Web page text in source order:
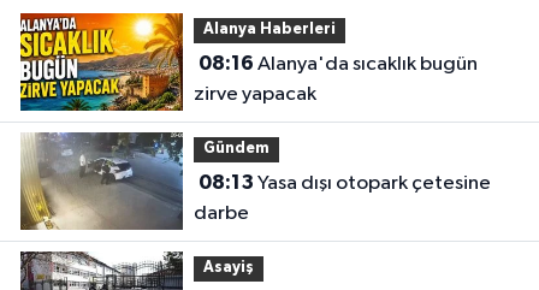
Alanya Haberleri
08:16
zirve yapacak
Gündem
08:13
darbe
Asayiş